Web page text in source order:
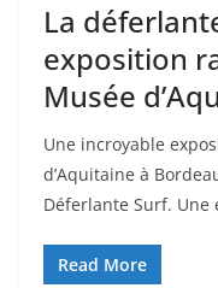
La
exposition
Musée
Une incroyable
d’Aquitaine à
Déferlante Surf. Une
Read More